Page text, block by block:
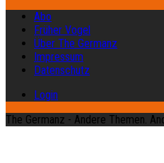
Abo
Früher Vogel
Über The Germanz
Impressum
Datenschutz
Login
The Germanz - Andere Themen.